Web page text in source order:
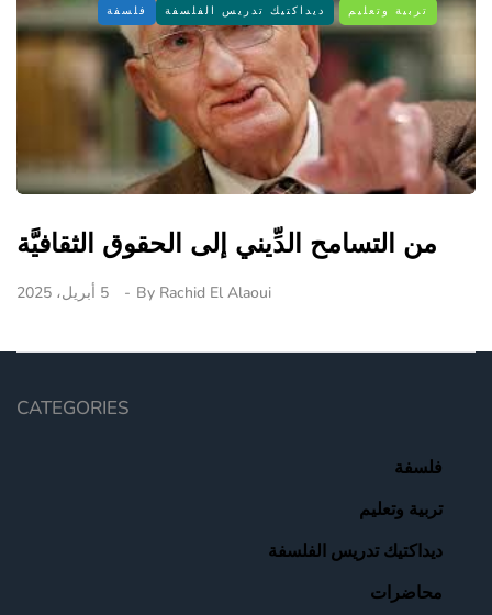
تربية وتعليم ديداكتيك تدريس الفلسفة فلسفة
من التسامح الدِّيني إلى الحقوق الثقافيَّة
By Rachid El Alaoui 5 أبريل، 2025
CATEGORIES
فلسفة
تربية وتعليم
ديداكتيك تدريس الفلسفة
محاضرات